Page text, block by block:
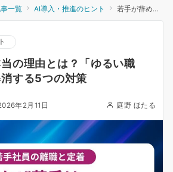
一覧 AI導入・推進のヒント 若手が辞める本当の理由とは？「ゆるい職場」の不安を解消する5つの対策
の理由とは？「ゆるい職
する5つの対策
年2月11日 庭野 ほたる